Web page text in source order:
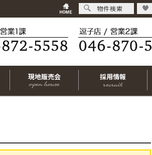
現地販売会 採用情報
物件検索